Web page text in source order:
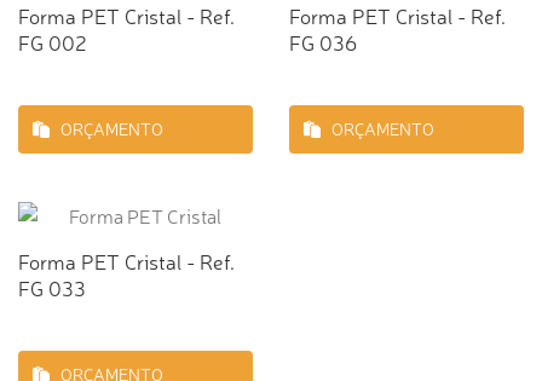
Forma PET Cristal - Ref.
FG 002
ORÇAMENTO
Forma PET Cristal - Ref.
FG 036
ORÇAMENTO
Forma PET Cristal - Ref.
FG 033
ORÇAMENTO